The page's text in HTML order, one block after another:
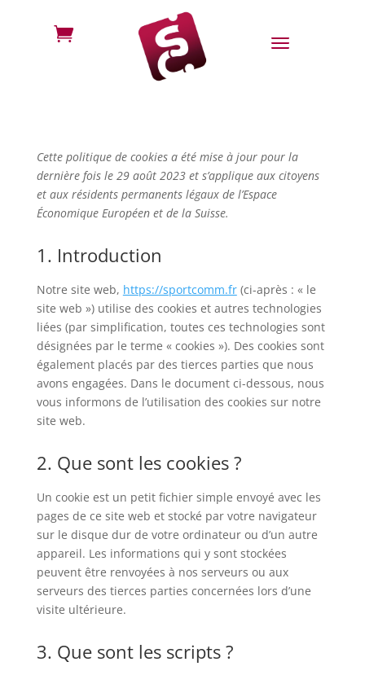

Cette politique de cookies a été mise à jour pour la
dernière fois le 29 août 2023 et s’applique aux citoyens
et aux résidents permanents légaux de l’Espace
Économique Européen et de la Suisse.
1. Introduction
Notre site web, https://sportcomm.fr(ci-après : « le
site web ») utilise des cookies et autres technologies
liées (par simplification, toutes ces technologies sont
désignées par le terme « cookies »). Des cookies sont
également placés par des tierces parties que nous
avons engagées. Dans le document ci-dessous, nous
vous informons de l’utilisation des cookies sur notre
site web.
2. Que sont les cookies ?
Un cookie est un petit fichier simple envoyé avec les
pages de ce site web et stocké par votre navigateur
sur le disque dur de votre ordinateur ou d’un autre
appareil. Les informations qui y sont stockées
peuvent être renvoyées à nos serveurs ou aux
serveurs des tierces parties concernées lors d’une
visite ultérieure.
3. Que sont les scripts ?